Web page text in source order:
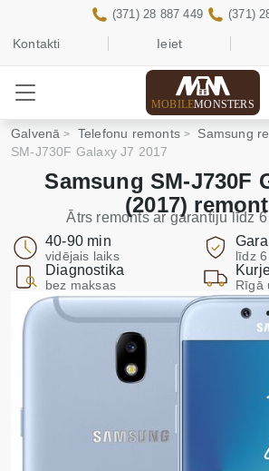
Kontakti Ieiet
(371) 28 887 449 (371)
MOBILEMONSTERS
Galvenā Telefonu remonts Samsung
SM-J730F Galaxy J7 2017
Samsung SM-J730F
(2017)
Ātrs remonts ar garantiju līdz
40-90 min
vidējais laiks līdz
Diagnostika
bez maksas Rīgā